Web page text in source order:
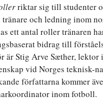
riktar sig till studenter
och ledning inom
ett antal roller tränaren
bidrag till
är Stig Arve Sæther,
vid Norges teknisk-
författarna kommer
inom fotboll.